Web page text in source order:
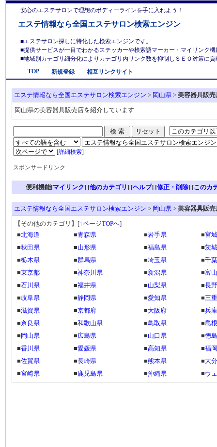
安心のエステサロンで理想のボディーラインを手に入れよう！
エステ情報なら全国エステサロン検索エンジン
■エステサロン探しに特化した検索エンジンです。
■提供サービスが一目でわかるステッカーや検索語マーカー・マイリンク
■地域別カテゴリ細分化によりカテゴリ内リンク数を抑制しＳＥＯ対策に
TOP
新規登録 相互リンクサイト
エステ情報なら全国エステサロン検索エンジン > 岡山県 > 美容器具販売
岡山県の美容器具販売店を紹介しています
[詳細検索]
スポンサードリンク
便利機能[マイリンク] [他のカテゴリ] [ヘルプ] [修正・削除] [このカ
エステ情報なら全国エステサロン検索エンジン > 岡山県 > 美容器具販売
【その他のカテゴリ】 [↑ページTOPへ]
■北海道 ■青森県 ■岩手県 ■宮
■秋田県 ■山形県 ■福島県 ■茨
■栃木県 ■群馬県 ■埼玉県 ■千
■東京都 ■神奈川県 ■新潟県 ■富
■石川県 ■福井県 ■山梨県 ■長
■岐阜県 ■静岡県 ■愛知県 ■三
■滋賀県 ■京都府 ■大阪府 ■兵
■奈良県 ■和歌山県 ■鳥取県 ■島
■ 岡山県 ■広島県 ■山口県 ■徳
■香川県 ■愛媛県 ■高知県 ■福
■佐賀県 ■長崎県 ■熊本県 ■大
■宮崎県 ■鹿児島県 ■沖縄県 ■ウ